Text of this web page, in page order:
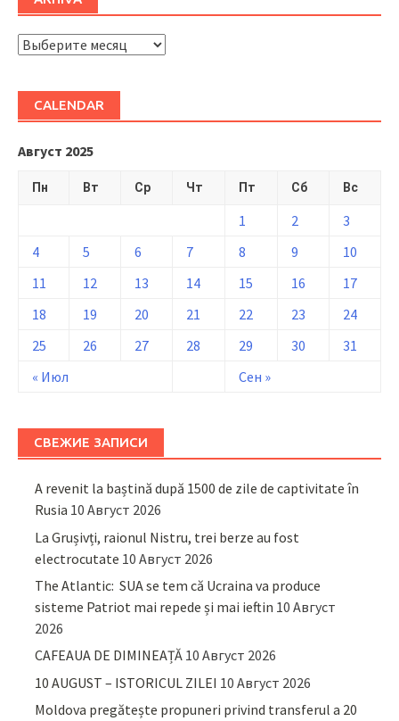
ARHIVĂ
CALENDAR
Август 2025
Пн Вт Ср Чт Пт Сб Вс
« Июл Сен »
1 2
3
4
5 6 7 8 9
10
11
12 13 14 15 16
17
18
19 20 21 22 23
24
25
26 27 28 29 30 31
СВЕЖИЕ ЗАПИСИ
A revenit la baștină după 1500 de zile de captivitate în
Rusia 10 Август 2026
La Grușivți, raionul Nistru, trei berze au fost
electrocutate 10 Август 2026
The Atlantic: SUA se tem că Ucraina va produce
sisteme Patriot mai repede și mai ieftin 10 Август
2026
CAFEAUA DE DIMINEAȚĂ 10 Август 2026
10 AUGUST – ISTORICUL ZILEI 10 Август 2026
Moldova pregătește propuneri privind transferul a 20